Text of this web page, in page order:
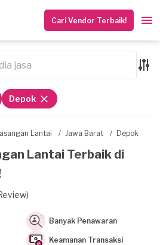
Cari Vendor Terbaik!
Lantai / Jawa Barat / Depok
Lantai Terbaik di
Banyak Penawaran
Keamanan Transaksi
Depok